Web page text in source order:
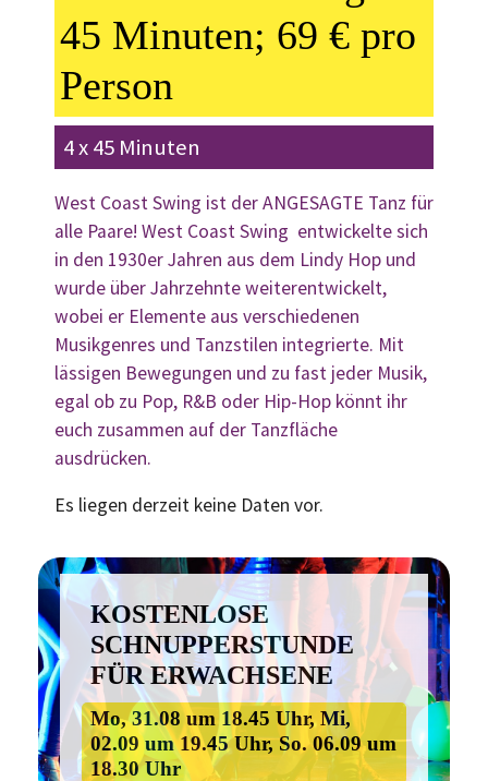
45 Minuten; 69 € pro
Person
4 x 45 Minuten
West Coast Swing ist der ANGESAGTE Tanz für
alle Paare! West Coast Swing entwickelte sich
in den 1930er Jahren aus dem Lindy Hop und
wurde über Jahrzehnte weiterentwickelt,
wobei er Elemente aus verschiedenen
Musikgenres und Tanzstilen integrierte. Mit
lässigen Bewegungen und zu fast jeder Musik,
egal ob zu Pop, R&B oder Hip-Hop könnt ihr
euch zusammen auf der Tanzfläche
ausdrücken.
Es liegen derzeit keine Daten vor.
KOSTENLOSE
SCHNUPPERSTUNDE
FÜR ERWACHSENE
Mo, 31.08 um 18.45 Uhr, Mi,
02.09 um 19.45 Uhr, So. 06.09 um
18.30 Uhr